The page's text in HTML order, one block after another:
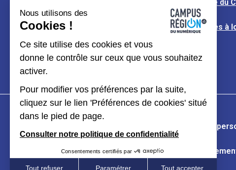
L’usine du
Espaces à
Données
Kit de communication Accessibilité :
Nous utilisons des
Cookies !
Ce site utilise des cookies et vous
donne le contrôle sur ceux que vous souhaitez
activer.
Pour modifier vos préférences par la suite,
cliquez sur le lien 'Préférences de cookies' situé
dans le pied de page.
Consulter notre politique de confidentialité
Consentements certifiés par
Tout refuser Paramétrer Tout accepter